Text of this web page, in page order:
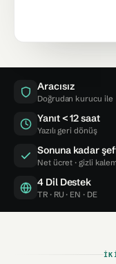
Aracısız
Doğrudan kurucu ile
Yanıt < 12 saat
Yazılı geri dönüş
Sonuna kadar
Net ücret · gizli
4 Dil Destek
TR · RU · EN · DE
İKI